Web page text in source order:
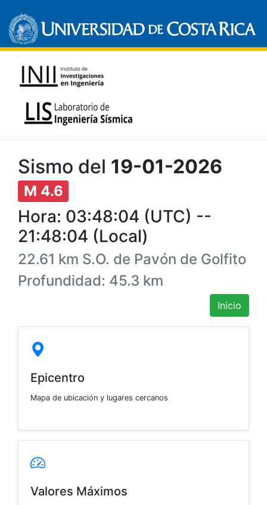
Sismo del 19-01-2026
M 4.6
Hora: 03:48:04 (UTC) --
21:48:04 (Local)
22.61 km S.O. de Pavón de Golfito
Profundidad: 45.3 km
Inicio
Epicentro
Mapa de ubicación y lugares cercanos
Valores Máximos